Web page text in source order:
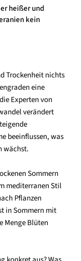
heißer und
kein
Trockenheit nichts
eine
Experten von
verändert
beeinflussen, was
wächst.
Sommern
mediterranen Stil
Pflanzen
in Sommern mit
Menge Blüten